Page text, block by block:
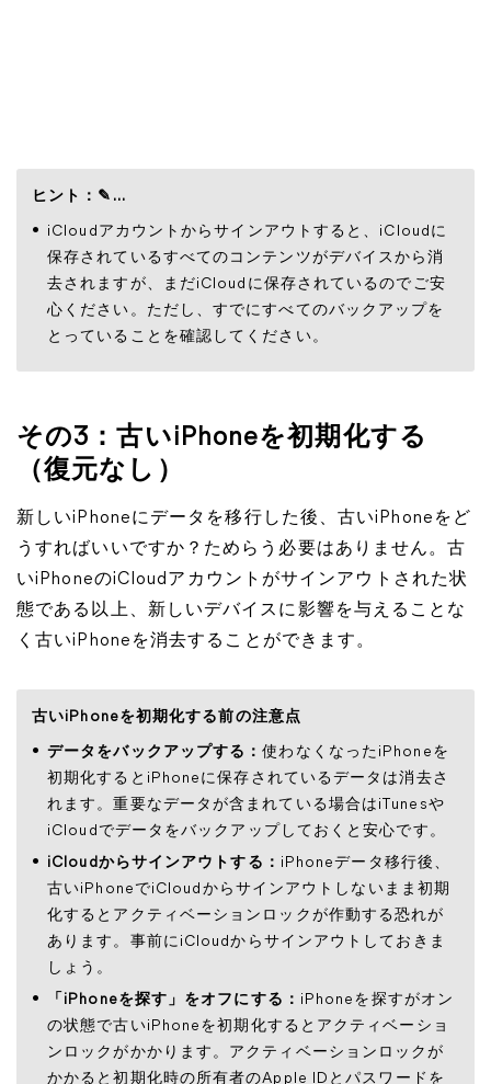
ヒント： ✎...
iCloudアカウントからサインアウトすると、iCloudに
保存されているすべてのコンテンツがデバイスから消
去されますが、まだiCloudに保存されているのでご安
心ください。ただし、すでにすべてのバックアップを
とっていることを確認してください。
その3：古いiPhoneを初期化する
（復元なし）
新しいiPhoneにデータを移行した後、古いiPhoneをど
うすればいいですか？ためらう必要はありません。古
いiPhoneのiCloudアカウントがサインアウトされた状
態である以上、新しいデバイスに影響を与えることな
く古いiPhoneを消去することができます。
古いiPhoneを初期化する前の注意点
データをバックアップする：使わなくなったiPhoneを
初期化するとiPhoneに保存されているデータは消去さ
れます。重要なデータが含まれている場合はiTunesや
iCloudでデータをバックアップしておくと安心です。
iCloudからサインアウトする： iPhoneデータ移行後、
古いiPhoneでiCloudからサインアウトしないまま初期
化するとアクティベーションロックが作動する恐れが
あります。事前にiCloudからサインアウトしておきま
しょう。
「iPhoneを探す」をオフにする： iPhoneを探すがオン
の状態で古いiPhoneを初期化するとアクティベーショ
ンロックがかかります。アクティベーションロックが
かかると初期化時の所有者のApple IDとパスワードを